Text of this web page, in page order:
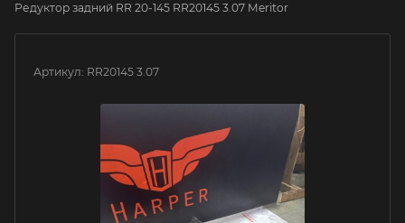
Редуктор задний RR 20-145 RR20145 3.07 Meritor
Артикул: RR20145 3.07